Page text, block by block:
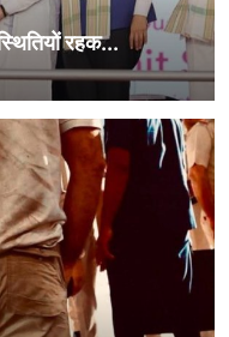
रहक...